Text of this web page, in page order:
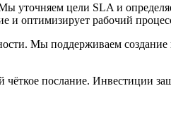
уточняем цели SLA и
и оптимизирует рабочий
Мы поддерживаем создание
послание. Инвестиции